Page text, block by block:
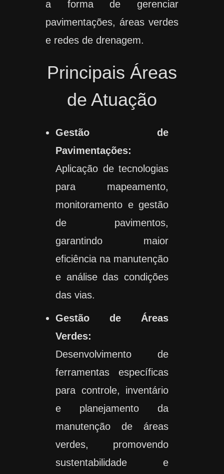
a forma de gerenciar
pavimentações, áreas verdes
e redes de drenagem.
Principais Áreas
de Atuação
Gestão de
Pavimentações:
Aplicação de tecnologias
para mapeamento,
monitoramento e gestão
de pavimentos,
garantindo maior
eficiência na manutenção
e análise das condições
das vias.
Gestão de Áreas
Verdes:
Desenvolvimento de
ferramentas específicas
para controle, inventário
e planejamento da
manutenção de áreas
verdes, promovendo
sustentabilidade e